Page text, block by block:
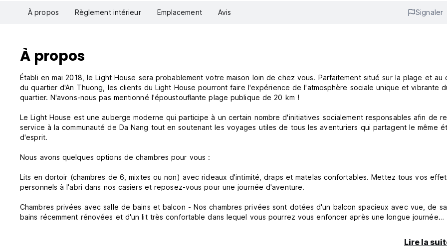
À propos Règlement intérieur Emplacement Avis Signaler
À propos
Établi en mai 2018, le Light House sera probablement votre maison loin de chez vous. Parfaitement situé sur la plage et
du quartier d'An Thuong, les clients du Light House pourront faire l'expérience de l'atmosphère sociale unique et vibrante
quartier. N'avons-nous pas mentionné l'époustouflante plage publique de 20 km !
Le Light House est une auberge moderne qui participe à un certain nombre d'initiatives socialement responsables afin de
service à la communauté de Da Nang tout en soutenant les voyages utiles de tous les aventuriers qui partagent le même
d'esprit.
Nous avons quelques options de chambres pour vous :
Lits en dortoir (chambres de 6, mixtes ou non) avec rideaux d'intimité, draps et matelas confortables. Mettez tous vos
personnels à l'abri dans nos casiers et reposez-vous pour une journée d'aventure.
Chambres privées avec salle de bains et balcon - Nos chambres privées sont dotées d'un balcon spacieux avec vue, de
bains récemment rénovées et d'un lit très confortable dans lequel vous pourrez vous enfoncer après une longue journée
Vous avez besoin d'aide pour réserver des excursions à Hue, Ba Na Hills, Hoi An ou ailleurs ? Demandez à l'aimableLire la